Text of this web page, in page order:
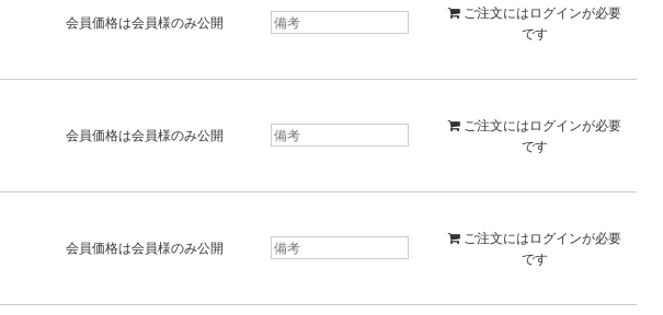
会員価格は会員様のみ公開
ご注文には ログインが必要
です
会員価格は会員様のみ公開
ご注文には ログインが必要
です
会員価格は会員様のみ公開
ご注文には ログインが必要
です